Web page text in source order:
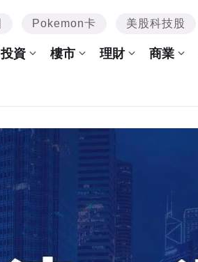
Pokemon卡 美股科技股
投資 樓市 理財 商業